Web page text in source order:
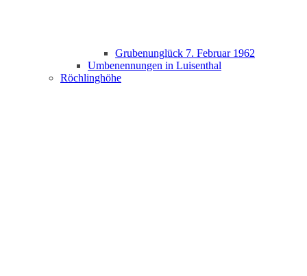
Grubenunglück 7. Februar 1962
Umbenennungen in Luisenthal
Röchlinghöhe